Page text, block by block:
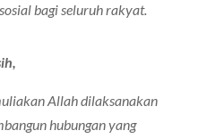
bagi seluruh rakyat.
Allah dilaksanakan
hubungan yang